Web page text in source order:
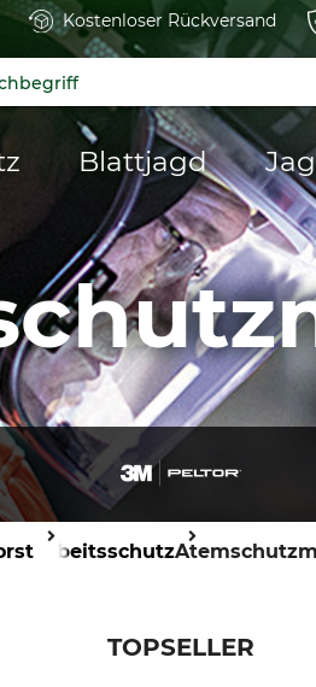
Kostenloser Rückversand
Blattjagd
Arbeitsschutz
TOPSELLER